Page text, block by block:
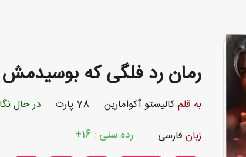
رمان رد فلگی که بوسیدمش
به قلم کالیستو آکوامارین 78 پارت
در حال
زبان فارسی رده سنی : 16+